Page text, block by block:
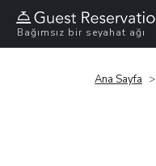
Bağımsız bir seyahat ağı
Ana Sayfa